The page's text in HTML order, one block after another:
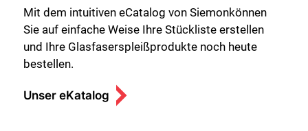
Mit dem intuitiven eCatalog von Siemonkönnen
Sie auf einfache Weise Ihre Stückliste erstellen
und Ihre Glasfaserspleißprodukte noch heute
bestellen.
Unser eKatalog